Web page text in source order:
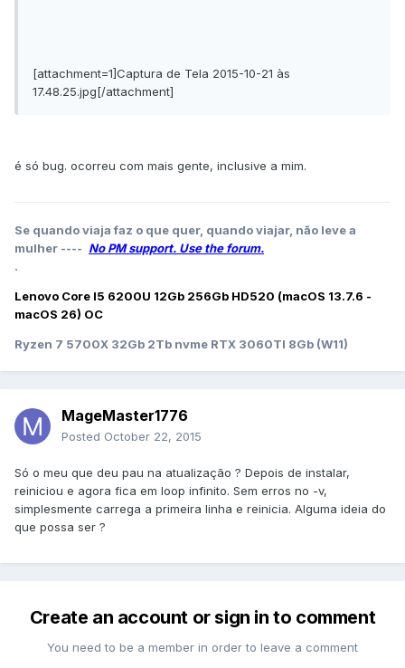
[attachment=1]Captura de Tela 2015-10-21 às
17.48.25.jpg[/attachment]
é só bug. ocorreu com mais gente, inclusive a mim.
Se quando viaja faz o que quer, quando viajar, não leve a
mulher ---- No PM support. Use the forum.
.
Lenovo Core I5 6200U 12Gb 256Gb HD520 (macOS 13.7.6 -
macOS 26) OC
Ryzen 7 5700X 32Gb 2Tb nvme RTX 3060TI 8Gb (W11)
MageMaster1776
Posted October 22, 2015
Só o meu que deu pau na atualização ? Depois de instalar,
reiniciou e agora fica em loop infinito. Sem erros no -v,
simplesmente carrega a primeira linha e reinicia. Alguma ideia do
que possa ser ?
Create an account or sign in to comment
You need to be a member in order to leave a comment